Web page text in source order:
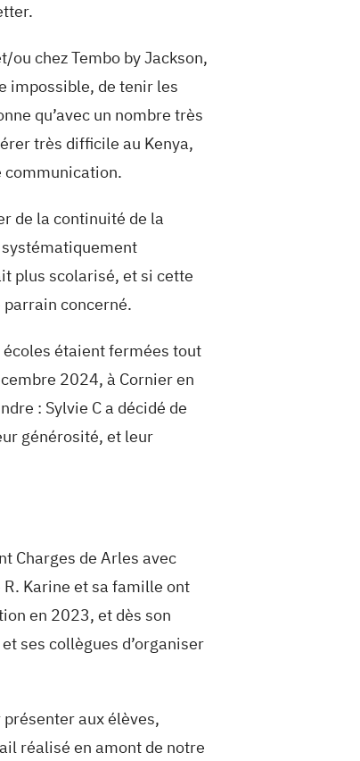
chez Tembo by Jackson,
impossible, de tenir les
qu’avec un nombre très
très difficile au Kenya,
communication.
de la continuité de la
plus scolarisé, et si cette
concerné.
étaient fermées tout
2024, à Cornier en
: Sylvie C a décidé de
générosité, et leur
Charges de Arles avec
Karine et sa famille ont
en 2023, et dès son
ses collègues d’organiser
aux élèves,
réalisé en amont de notre